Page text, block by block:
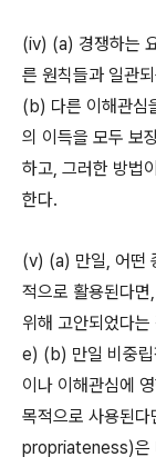
(iv) (a) 경쟁하는
른 원칙들과 일관
(b) 다른 이해관심
의 이득을 모두 보
하고, 그러한 방법
한다.
(v) (a) 만일, 어떤
적으로 활용된다
위해 고안되었다
e) (b) 만일 비중립
이나 이해관심에
목적으로 사용된
propriateness)은